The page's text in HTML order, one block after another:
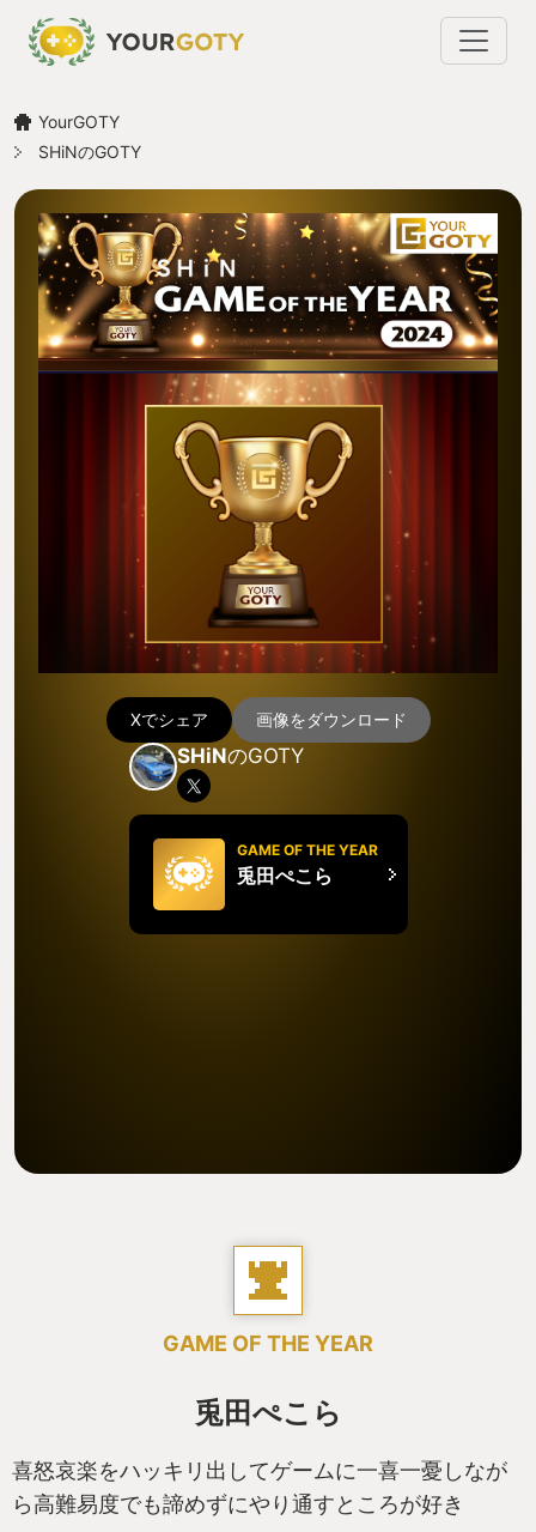
YourGOTY
SHiNのGOTY
Xでシェア 画像をダウンロード
SHiNのGOTY
GAME OF THE YEAR
兎田ぺこら
GAME OF THE YEAR
兎田ぺこら
喜怒哀楽をハッキリ出してゲームに一喜一憂しなが
ら高難易度でも諦めずにやり通すところが好き